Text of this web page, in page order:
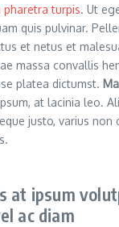
pharetra turpis. Ut
quis pulvinar.
et netus et
massa convallis
platea dictumst.
at lacinia leo.
justo, varius non
at ipsum
ac diam